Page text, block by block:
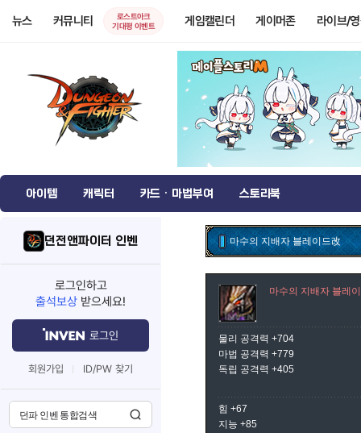
뉴스 커뮤니티
로스트아크
기대평 이벤트
게임캘린더 게이머존 라이브/
아이템 캐릭터 카드 · 마법부여 스토리북
던전앤파이터 인벤
로그인하고
출석보상 받으세요!
로그인
회원가입 ID/PW 찾기
마수의 지배자 블레이드改
마수의 지배자 블레
물리 공격력 +704
마법 공격력 +779
독립 공격력 +405
힘 +67
지능 +85